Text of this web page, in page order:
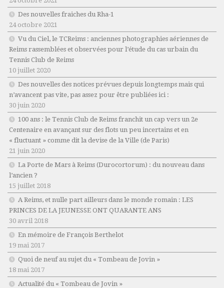
Des nouvelles fraiches du Rha-1
24 octobre 2021
Vu du Ciel, le TCReims : anciennes photographies aériennes de
Reims rassemblées et observées pour l’étude du cas urbain du
Tennis Club de Reims
10 juillet 2020
Des nouvelles des notices prévues depuis longtemps mais qui
n’avancent pas vite, pas assez pour être publiées ici :
30 juin 2020
100 ans : le Tennis Club de Reims franchit un cap vers un 2e
Centenaire en avançant sur des flots un peu incertains et en
« fluctuant » comme dit la devise de la Ville (de Paris)
21 juin 2020
La Porte de Mars à Reims (Durocortorum) : du nouveau dans
l’ancien ?
15 juillet 2018
A Reims, et nulle part ailleurs dans le monde romain : LES
PRINCES DE LA JEUNESSE ONT QUARANTE ANS
30 avril 2018
En mémoire de François Berthelot
19 mai 2017
Quoi de neuf au sujet du « Tombeau de Jovin »
18 mai 2017
Actualité du « Tombeau de Jovin »